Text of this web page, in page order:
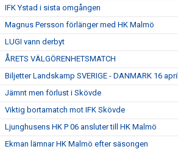
IFK Ystad i sista omgången
Magnus Persson förlänger med HK Malmö
LUGI vann derbyt
ÅRETS VÄLGÖRENHETSMATCH
Biljetter Landskamp SVERIGE - DANMARK 16 april
Jämnt men förlust i Skövde
Viktig bortamatch mot IFK Skövde
Ljunghusens HK P 06 ansluter till HK Malmö
Ekman lämnar HK Malmö efter säsongen